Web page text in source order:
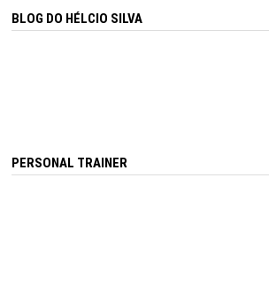
BLOG DO HÉLCIO SILVA
PERSONAL TRAINER